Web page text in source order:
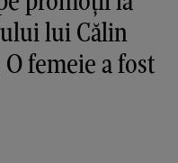
lui Călin
femeie a fost